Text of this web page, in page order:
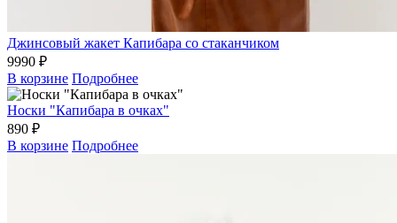
Джинсовый жакет Капибара со стаканчиком
9990 ₽
В корзине Подробнее
Носки "Капибара в очках"
890 ₽
В корзине Подробнее